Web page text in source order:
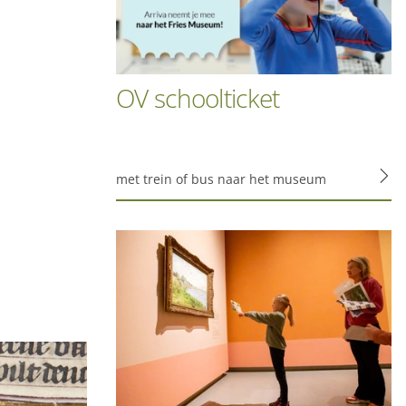
OV schoolticket
met trein of bus naar het museum
zodat je filmpjes
gepersonaliseerde
van de